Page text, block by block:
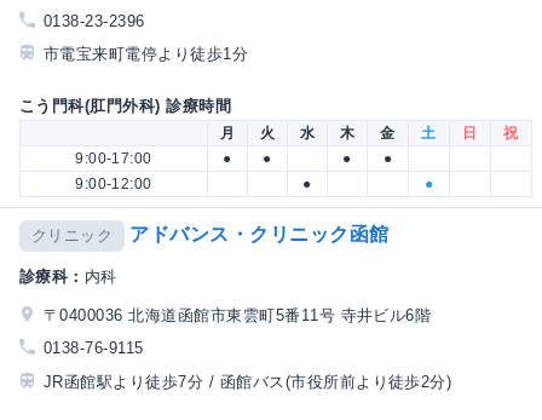
0138-23-2396
市電宝来町電停より徒歩1分
こう門科(肛門外科) 診療時間
月 火 水 木 金 土 日
祝
9:00-17:00
● ● ●
●
9:00-12:00
● ●
クリニック アドバンス・クリニック函館
診療科： 内科
〒0400036 北海道函館市東雲町5番11号 寺井ビル6階
0138-76-9115
JR函館駅より徒歩7分 / 函館バス(市役所前より徒歩2分)